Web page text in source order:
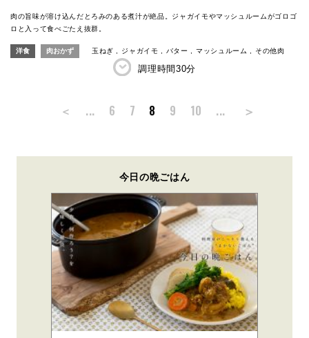
肉の旨味が溶け込んだとろみのある煮汁が絶品。ジャガイモやマッシュルームがゴロゴ
ロと入って食べごたえ抜群。
洋食 肉おかず 玉ねぎ ジャガイモ バター マッシュルーム その他肉
調理時間30分
＜ ... 6 7 8 9 10 ... ＞
今日の晩ごはん